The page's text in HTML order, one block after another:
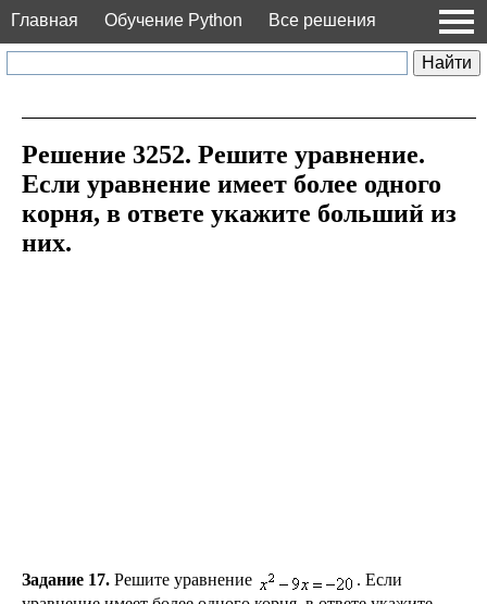
Главная Обучение Python Все решения
Решение 3252. Решите уравнение.
Если уравнение имеет более одного
корня, в ответе укажите больший из
них.
Задание 17. Решите уравнение
. Если